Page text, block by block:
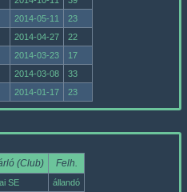
2014-05-11
23
2014-04-27
22
2014-03-23
17
2014-03-08
33
2014-01-17 23
(Club) Felh.
SE állandó